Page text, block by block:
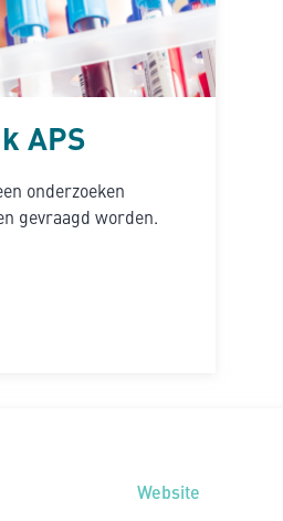
APS
onderzoeken
gevraagd worden.
Website